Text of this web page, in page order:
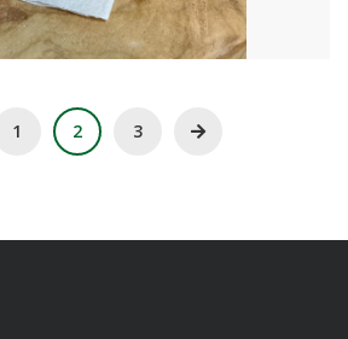
€6.00
1 2 3